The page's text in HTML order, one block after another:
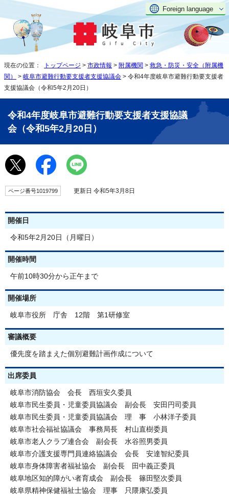
Foreign language
現在の位置： トップページ > 市政情報 > 附属機関 > 救急・防災・安全（附属機
関）
> 岐阜市避難行動要支援者支援協議会 > 令和4年度岐阜市避難行動要支援者
支援協議会（令和5年2月20日）
令和4年度岐阜市避難行動要支援者支援協議
会（令和5年2月20日）
ページ番号1019799 更新日 令和5年3月8日
開催日
令和5年2月20日（月曜日）
開催時間
午前10時30分から正午まで
開催場所
岐阜市役所 庁舎 12階 第1研修室
審議概要
優先度を踏まえた個別避難計画作成について
出席委員
岐阜市消防協会 会長 西垣安久委員
岐阜市民生委員・児童委員協議会 副会長 安田円司委員
岐阜市民生委員・児童委員協議会 理 事 小林洋子委員
岐阜市社会福祉協議会 事務局長 村山直樹委員
岐阜市老人クラブ連合会 副会長 水谷照男委員
岐阜市介護支援専門員連絡協議会 会長 安達智紀委員
岐阜市身体障害者福祉協会 副会長 田中義正委員
岐阜地区知的障がい者育成会 副会長 篠田堅次委員
岐阜県精神保健福祉士協会 理事 只隈康弘委員